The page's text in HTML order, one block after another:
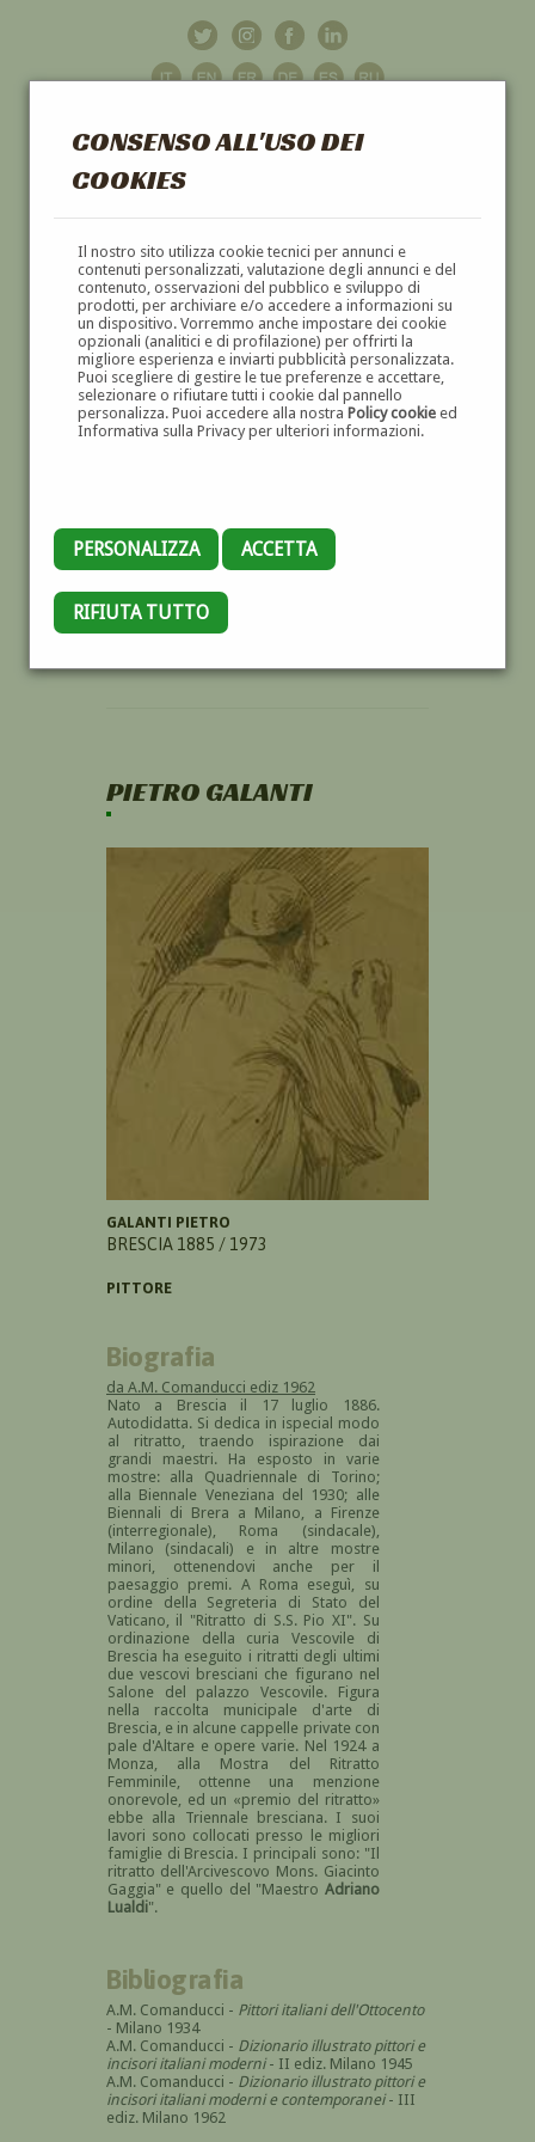
CONSENSO ALL'USO DEI
COOKIES
Il nostro sito utilizza cookie tecnici per annunci e
contenuti personalizzati, valutazione degli annunci e del
contenuto, osservazioni del pubblico e sviluppo di
prodotti, per archiviare e/o accedere a informazioni su
un dispositivo. Vorremmo anche impostare dei cookie
opzionali (analitici e di profilazione) per offrirti la
migliore esperienza e inviarti pubblicità personalizzata.
Puoi scegliere di gestire le tue preferenze e accettare,
selezionare o rifiutare tutti i cookie dal pannello
personalizza. Puoi accedere alla nostra Policy cookieed
Informativa sulla Privacy per ulteriori informazioni.
PERSONALIZZA ACCETTA
RIFIUTA TUTTO
GALLERIAD'ARTE
DIPINTI E SCULTURE '800 E '900
PIETRO GALANTI
GALANTI PIETRO
BRESCIA 1885 / 1973
PITTORE
Biografia
da A.M. Comanducci ediz 1962
Nato a Brescia il 17 luglio 1886.
Autodidatta. Si dedica in ispecial modo
al ritratto, traendo ispirazione dai
grandi maestri. Ha esposto in varie
mostre: alla Quadriennale di Torino;
alla Biennale Veneziana del 1930; alle
Biennali di Brera a Milano, a Firenze
(interregionale), Roma (sindacale),
Milano (sindacali) e in altre mostre
minori, ottenendovi anche per il
paesaggio premi. A Roma eseguì, su
ordine della Segreteria di Stato del
Vaticano, il "Ritratto di S.S. Pio XI". Su
ordinazione della curia Vescovile di
Brescia ha eseguito i ritratti degli ultimi
due vescovi bresciani che figurano nel
Salone del palazzo Vescovile. Figura
nella raccolta municipale d'arte di
Brescia, e in alcune cappelle private con
pale d'Altare e opere varie. Nel 1924 a
Monza, alla Mostra del Ritratto
Femminile, ottenne una menzione
onorevole, ed un «premio del ritratto»
ebbe alla Triennale bresciana. I suoi
lavori sono collocati presso le migliori
famiglie di Brescia. I principali sono: "Il
ritratto dell'Arcivescovo Mons. Giacinto
Gaggia" e quello del "Maestro Adriano
Lualdi".
Bibliografia
A.M. Comanducci - Pittori italiani dell'Ottocento
- Milano 1934
A.M. Comanducci - Dizionario illustrato pittori e
incisori italiani moderni- II ediz. Milano 1945
A.M. Comanducci - Dizionario illustrato pittori e
incisori italiani moderni e contemporanei- III
ediz. Milano 1962